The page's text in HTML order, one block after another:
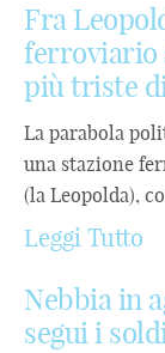
Fra
ferroviario
più triste
La parabola
una stazione
(la Leopolda),
Leggi Tutto
Nebbia in
segui i